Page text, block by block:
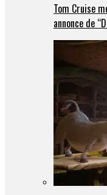
Tom Cruise
annonce de